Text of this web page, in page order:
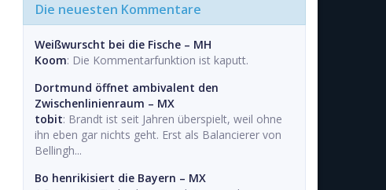
Die neuesten Kommentare
Weißwurscht bei die Fische – MH
Koom: Die Kommentarfunktion ist kaputt.
Dortmund öffnet ambivalent den
Zwischenlinienraum – MX
tobit: Brandt ist seit Jahren überspielt, weil ohne
ihn eben gar nichts geht. Erst als Balancierer von
Bellingh...
Bo henrikisiert die Bayern – MX